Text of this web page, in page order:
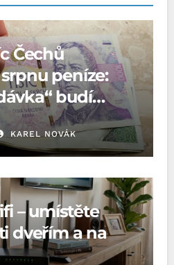
Čechů
peníze:
budí
KAREL NOVÁK
– umístěte
dveřím a na